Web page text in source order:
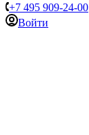
+7 495 909-24-00
Войти